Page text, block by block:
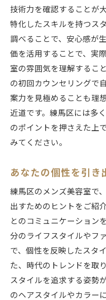
技術力を確認することが
特化したスキルを持つス
調べることで、安心感が
価を活用することで、実
室の雰囲気を理解するこ
の初回カウンセリングで
案力を見極めることも理
近道です。練馬区には多
のポイントを押さえた上
みてください。
あなたの個性を引き
練馬区のメンズ美容室で
出すためのヒントをご紹
とのコミュニケーション
分のライフスタイルやフ
で、個性を反映したスタ
た、時代のトレンドを取
スタイルを追求する姿勢
のヘアスタイルやカラー